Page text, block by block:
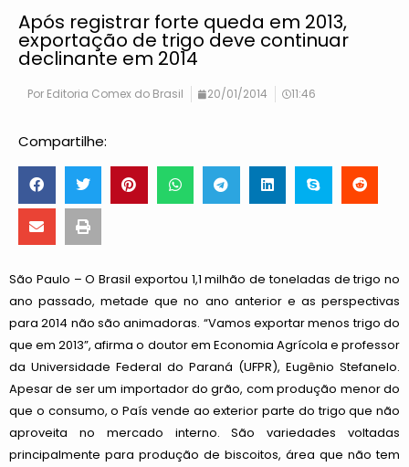
Após registrar forte queda em 2013,
exportação de trigo deve continuar
declinante em 2014
Por Editoria Comex do Brasil 20/01/2014 11:46
Compartilhe:
São Paulo – O Brasil exportou 1,1 milhão de toneladas de trigo no
ano passado, metade que no ano anterior e as perspectivas
para 2014 não são animadoras. “Vamos exportar menos trigo do
que em 2013”, afirma o doutor em Economia Agrícola e professor
da Universidade Federal do Paraná (UFPR), Eugênio Stefanelo.
Apesar de ser um importador do grão, com produção menor do
que o consumo, o País vende ao exterior parte do trigo que não
aproveita no mercado interno. São variedades voltadas
principalmente para produção de biscoitos, área que não tem